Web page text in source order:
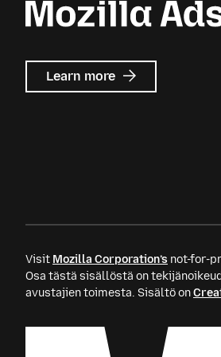
Learn more about
Mozilla
Visit Mozilla Corporation’s not-for-
Osa tästä sisällöstä on
avustajien toimesta. Sisältö on